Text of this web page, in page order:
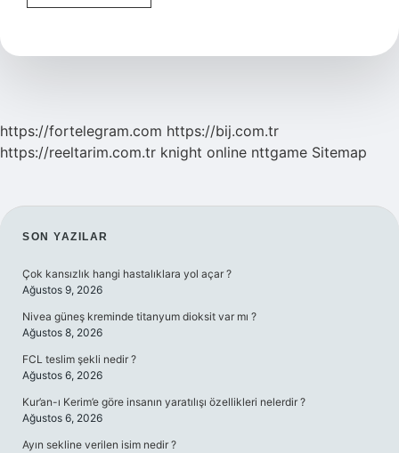
Sınıf
Davranmalıyım
https://fortelegram.com https://bij.com.tr
https://reeltarim.com.tr knight online nttgame Sitemap
SIDEBAR
SON YAZILAR
Çok kansızlık hangi hastalıklara yol açar ?
Ağustos 9, 2026
Nivea güneş kreminde titanyum dioksit var mı ?
Ağustos 8, 2026
FCL teslim şekli nedir ?
Ağustos 6, 2026
Kur’an-ı Kerim’e göre insanın yaratılışı özellikleri nelerdir ?
Ağustos 6, 2026
Ayın sekline verilen isim nedir ?